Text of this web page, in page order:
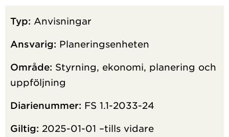
Typ: Anvisningar
Ansvarig: Planeringsenheten
Område: Styrning, ekonomi, planering och
uppföljning
Diarienummer: FS 1.1-2033-24
Giltig: 2025-01-01 –tills vidare